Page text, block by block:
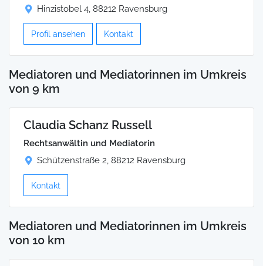
Hinzistobel 4, 88212 Ravensburg
Profil ansehen Kontakt
Mediatoren und Mediatorinnen im Umkreis
von 9 km
Claudia Schanz Russell
Rechtsanwältin und Mediatorin
Schützenstraße 2, 88212 Ravensburg
Kontakt
Mediatoren und Mediatorinnen im Umkreis
von 10 km